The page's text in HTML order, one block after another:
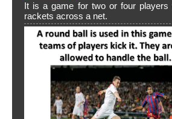
It is a game for two or four players
rackets across a net.